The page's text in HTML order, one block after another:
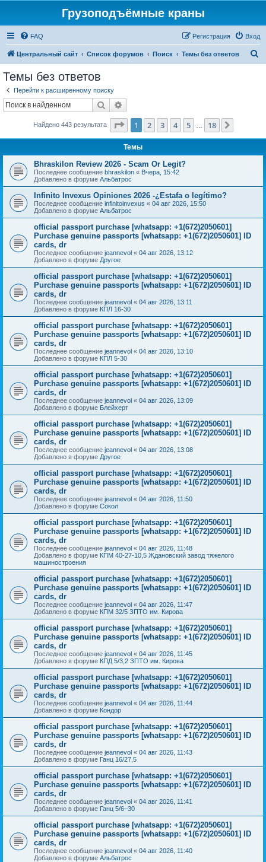
Грузоподъёмные краны
FAQ Вход
Регистрация
Центральный сайт Список форумов Поиск Темы без ответов
Темы без ответов
Перейти к расширенному поиску
Поиск
Найдено 443 результата Страница из 18
1 2 3 4 5 18
Темы
Bhraskilon Review 2026 - Scam Or Legit?
Последнее сообщение bhraskilon « Вчера, 15:42
Добавлено в форуме Альбатрос
Infinito Invexus Opiniones 2026 -¿Estafa o legítimo?
Последнее сообщение infinitoinvexus « 04 авг 2026, 15:50
Добавлено в форуме Альбатрос
official passport purchase [whatsapp: +1(672)2050601]
Purchase genuine passports [whatsapp: +1(672)2050601] ID
cards, dr
Последнее сообщение jeannevol « 04 авг 2026, 13:12
Добавлено в форуме Другое
official passport purchase [whatsapp: +1(672)2050601]
Purchase genuine passports [whatsapp: +1(672)2050601] ID
cards, dr
Последнее сообщение jeannevol « 04 авг 2026, 13:11
Добавлено в форуме КПЛ 16-30
official passport purchase [whatsapp: +1(672)2050601]
Purchase genuine passports [whatsapp: +1(672)2050601] ID
cards, dr
Последнее сообщение jeannevol « 04 авг 2026, 13:10
Добавлено в форуме КПЛ 5-30
official passport purchase [whatsapp: +1(672)2050601]
Purchase genuine passports [whatsapp: +1(672)2050601] ID
cards, dr
Последнее сообщение jeannevol « 04 авг 2026, 13:09
Добавлено в форуме Блейхерт
official passport purchase [whatsapp: +1(672)2050601]
Purchase genuine passports [whatsapp: +1(672)2050601] ID
cards, dr
Последнее сообщение jeannevol « 04 авг 2026, 13:08
Добавлено в форуме Другое
official passport purchase [whatsapp: +1(672)2050601]
Purchase genuine passports [whatsapp: +1(672)2050601] ID
cards, dr
Последнее сообщение jeannevol « 04 авг 2026, 11:50
Добавлено в форуме Сокол
official passport purchase [whatsapp: +1(672)2050601]
Purchase genuine passports [whatsapp: +1(672)2050601] ID
cards, dr
Последнее сообщение jeannevol « 04 авг 2026, 11:48
Добавлено в форуме КПМ 40-27-10,5 Ждановский завод тяжелого
машиностроения
official passport purchase [whatsapp: +1(672)2050601]
Purchase genuine passports [whatsapp: +1(672)2050601] ID
cards, dr
Последнее сообщение jeannevol « 04 авг 2026, 11:47
Добавлено в форуме КПМ 32/5 ЗПТО им. Кирова
official passport purchase [whatsapp: +1(672)2050601]
Purchase genuine passports [whatsapp: +1(672)2050601] ID
cards, dr
Последнее сообщение jeannevol « 04 авг 2026, 11:45
Добавлено в форуме КПД 5/3,2 ЗПТО им. Кирова
official passport purchase [whatsapp: +1(672)2050601]
Purchase genuine passports [whatsapp: +1(672)2050601] ID
cards, dr
Последнее сообщение jeannevol « 04 авг 2026, 11:44
Добавлено в форуме Кондор
official passport purchase [whatsapp: +1(672)2050601]
Purchase genuine passports [whatsapp: +1(672)2050601] ID
cards, dr
Последнее сообщение jeannevol « 04 авг 2026, 11:43
Добавлено в форуме Ганц 16/27,5
official passport purchase [whatsapp: +1(672)2050601]
Purchase genuine passports [whatsapp: +1(672)2050601] ID
cards, dr
Последнее сообщение jeannevol « 04 авг 2026, 11:41
Добавлено в форуме Ганц 5/6–30
official passport purchase [whatsapp: +1(672)2050601]
Purchase genuine passports [whatsapp: +1(672)2050601] ID
cards, dr
Последнее сообщение jeannevol « 04 авг 2026, 11:40
Добавлено в форуме Альбатрос